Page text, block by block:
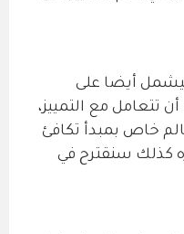
أيضا على
تتعامل مع التمييز،
خاص بمبدأ تكافئ
كذلك سنقترح في